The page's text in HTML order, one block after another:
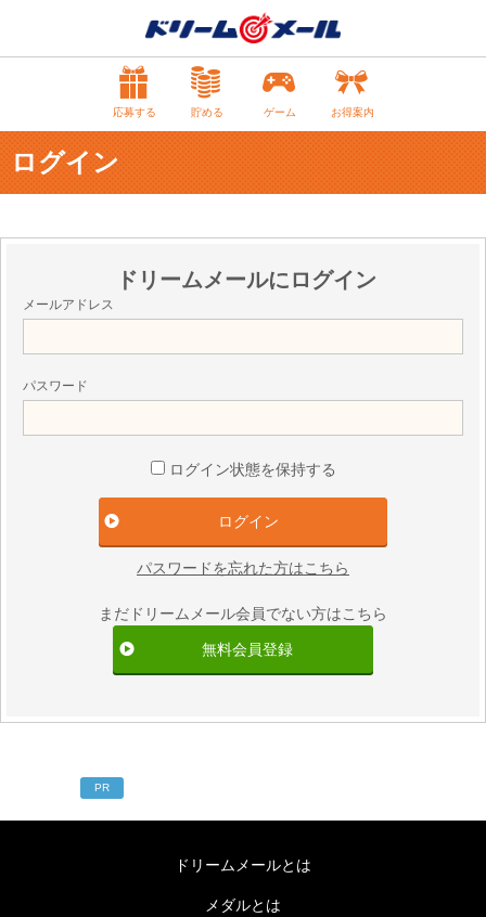
応募する 貯める ゲーム お得案内
ログイン
ドリームメールにログイン
メールアドレス
パスワード
ログイン状態を保持する
パスワードを忘れた方はこちら
まだドリームメール会員でない方はこちら
無料会員登録
PR
ドリームメールとは
メダルとは